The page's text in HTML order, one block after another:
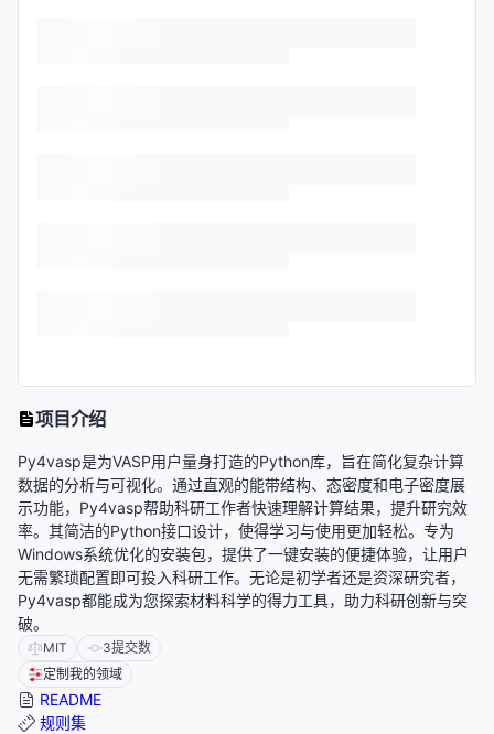
项目介绍
Py4vasp是为VASP用户量身打造的Python库，旨在简化复杂计算
数据的分析与可视化。通过直观的能带结构、态密度和电子密度展
示功能，Py4vasp帮助科研工作者快速理解计算结果，提升研究效
率。其简洁的Python接口设计，使得学习与使用更加轻松。专为
Windows系统优化的安装包，提供了一键安装的便捷体验，让用户
无需繁琐配置即可投入科研工作。无论是初学者还是资深研究者，
Py4vasp都能成为您探索材料科学的得力工具，助力科研创新与突
破。
MIT 3提交数
定制我的领域
README
规则集